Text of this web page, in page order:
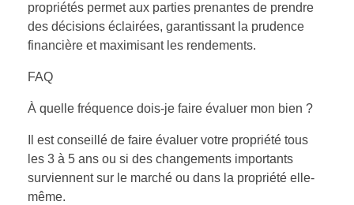
propriétés permet aux parties prenantes de prendre
des décisions éclairées, garantissant la prudence
financière et maximisant les rendements.
FAQ
À quelle fréquence dois-je faire évaluer mon bien ?
Il est conseillé de faire évaluer votre propriété tous
les 3 à 5 ans ou si des changements importants
surviennent sur le marché ou dans la propriété elle-
même.